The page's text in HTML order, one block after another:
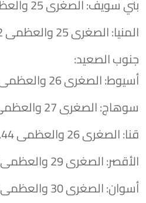
​بني سويف: الصغرى 25 والعظمى 43.
​المنيا: الصغرى 25 والعظمى 42.
​جنوب الصعيد:
​أسيوط: الصغرى 26 والعظمى 43.
​سوهاج: الصغرى 27 والعظمى 44.
​قنا: الصغرى 26 والعظمى 44.
​الأقصر: الصغرى 29 والعظمى 46.
​أسوان: الصغرى 30 والعظمى 46.